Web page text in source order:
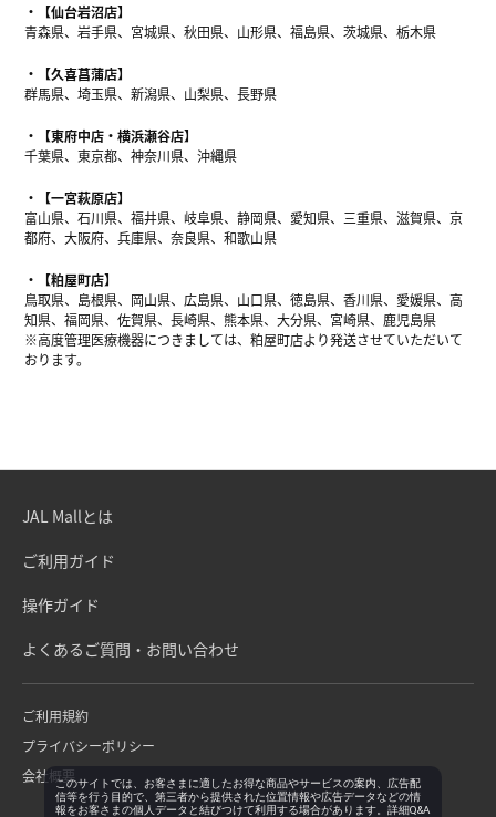
【仙台岩沼店】
青森県、岩手県、宮城県、秋田県、山形県、福島県、茨城県、栃木県
【久喜菖蒲店】
群馬県、埼玉県、新潟県、山梨県、長野県
【東府中店・横浜瀬谷店】
千葉県、東京都、神奈川県、沖縄県
【一宮萩原店】
富山県、石川県、福井県、岐阜県、静岡県、愛知県、三重県、滋賀県、京
都府、大阪府、兵庫県、奈良県、和歌山県
【粕屋町店】
鳥取県、島根県、岡山県、広島県、山口県、徳島県、香川県、愛媛県、高
知県、福岡県、佐賀県、長崎県、熊本県、大分県、宮崎県、鹿児島県
※高度管理医療機器につきましては、粕屋町店より発送させていただいて
おります。
JAL Mallとは
ご利用ガイド
操作ガイド
よくあるご質問・お問い合わせ
ご利用規約
プライバシーポリシー
会社概要このサイトでは、お客さまに適したお得な商品やサービスの案内、広告配
信等を行う目的で、第三者から提供された位置情報や広告データなどの情
報をお客さまの個人データと結びつけて利用する場合があります。詳細Q&A